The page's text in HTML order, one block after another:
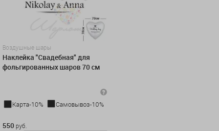
Воздушные шары
Наклейка "Свадебная" для
фольгированных шаров 70 см
Карта-10%
Самовывоз-10%
550 руб.